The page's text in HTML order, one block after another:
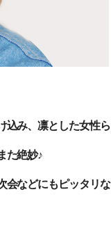
込み、凛とした女性ら
た絶妙♪
会などにもピッタリな